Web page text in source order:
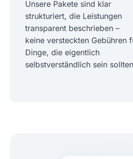
Unsere Pakete sind klar
strukturiert, die Leistungen
transparent beschrieben –
keine versteckten Gebühren
Dinge, die eigentlich
selbstverständlich sein